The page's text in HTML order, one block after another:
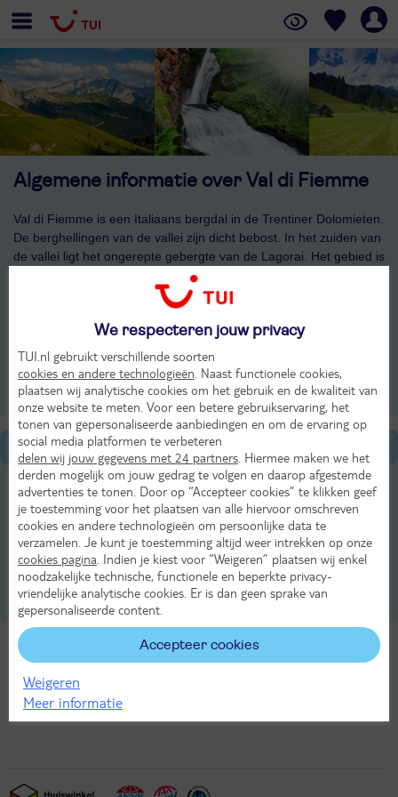
Algemene informatie over Val di Fiemme
Val di Fiemme is een Italiaans bergdal in de Trentiner Dolomieten.
De berghellingen van de vallei zijn dicht bebost. In het zuiden van
de vallei ligt het ongerepte gebergte van de Lagorai. Het gebied is
erg geschikt voor tal van sportieve activiteiten. Zoals
mountainbiken, wandelen, bergbeklimmen en raften. Of in de
winterse maanden skiën, snowboarden, nachtskiën of
winterwandelingen.
Bekijk ons aanbod
Algemene informatie
Eten & drinken in Val di Fiemme
Geografie van Val di Fiemme
Natuur & klimaat van Val di Fiemme
Sport in Val di Fiemme
We respecteren jouw privacy
TUI.nl gebruikt verschillende soorten
cookies en andere technologieën . Naast functionele cookies,
plaatsen wij analytische cookies om het gebruik en de kwaliteit van
onze website te meten. Voor een betere gebruikservaring, het
tonen van gepersonaliseerde aanbiedingen en om de ervaring op
social media platformen te verbeteren
delen wij jouw gegevens met 24 partners . Hiermee maken we het
derden mogelijk om jouw gedrag te volgen en daarop afgestemde
advertenties te tonen. Door op “Accepteer cookies” te klikken geef
je toestemming voor het plaatsen van alle hiervoor omschreven
cookies en andere technologieën om persoonlijke data te
verzamelen. Je kunt je toestemming altijd weer intrekken op onze
cookies pagina . Indien je kiest voor “Weigeren” plaatsen wij enkel
noodzakelijke technische, functionele en beperkte privacy-
vriendelijke analytische cookies. Er is dan geen sprake van
gepersonaliseerde content.
Accepteer cookies
Weigeren
Meer informatie